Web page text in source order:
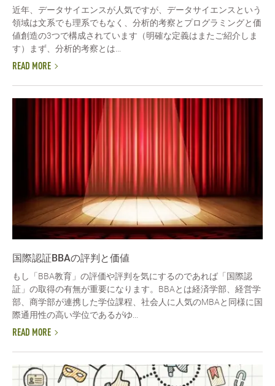
近年、データサイエンスが人気ですが、データサイエンスという
領域は文系でも理系でもなく、分析的考察とプログラミングと価
値創造の3つで構成されています（明確な定義はまたご紹介しま
す）まず、分析的考察とは...
READ MORE
国際認証BBAの評判と価値
もし「BBA教育」の評価や評判を気にするのであれば「国際認
証」の取得の有無が重要になります。BBAとは経済学部、経営学
部、商学部が連携した学位課程、社会人に人気のMBAと同様に国
際通用性の高い学位であるがゆ...
READ MORE